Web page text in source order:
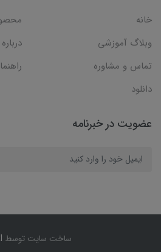
خانه
وبلاگ آموزشی
تماس و مشاوره
دانلود
عضویت در خبرنامه
ساخت سایت توسط